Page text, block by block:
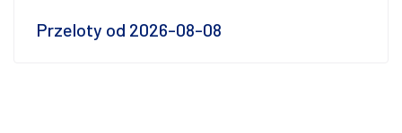
Przeloty od 2026-08-08